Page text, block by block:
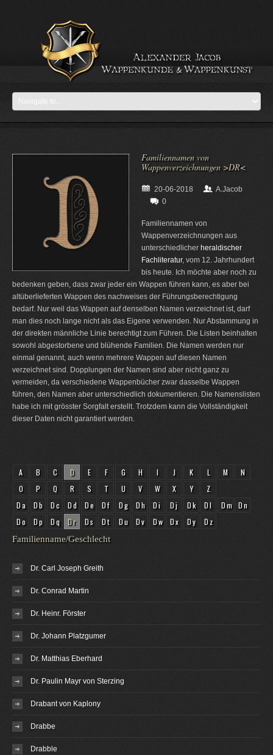
Familiennamen von
Wappenverzeichnungen >DR<
20-06-2018
A.Jacob
0
Familiennamen von
Wappenverzeichnungen aus
unterschiedlicher heraldischer
Fachliteratur, vom 12. Jahrhundert
bis heute. Ich möchte aber noch zu
bedenken geben, dass zwar jeder ein Wappen führen kann, es aber bei
altüberlieferten Wappen des nachweises der Führungsberechtigung
bedarf. Nur weil das Wappen auf denselben Namen verzeichnet ist, darf
man dies noch lange nicht als das Eigene verwenden. Nur Abstammung in
der direkten männliche Linie berechtigt zum Führen. Die Listen beinhalten
sowohl abgestorbene und blühende Familien. Die Namen werden nur
einmal genannt, auch wenn mehrere Wappen auf diesen Namen
verzeichnet sind. Dopplungen der Namen sind aber nicht ganz zu
vermeiden, da verschiedene Wappenbücher zwar dasselbe Wappen
führen, den Namen aber unterschiedlich dokumentieren. Die Namenslisten
habe ich mit grösster Sorgfalt erstellt. Trotzdem kann die Vollständigkeit
dieser Daten nicht garantiert werden.
A B C D E F G H I J K L M
N
O
P Q R S T U V W X Y
Z
Da
Db Dc Dd De Df Dg Dh Di Dj Dk Dl Dm Dn
Do
Dp Dq Dr Ds Dt Du Dv Dw Dx Dy Dz
Familienname/Geschlecht
Dr. Carl Joseph Greith
Dr. Conrad Martin
Dr. Heinr. Förster
Dr. Johann Platzgumer
Dr. Matthias Eberhard
Dr. Paulin Mayr von Sterzing
Drabant von Kaplony
Drabbe
Drabble